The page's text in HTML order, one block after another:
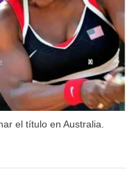
el título en Australia.
X